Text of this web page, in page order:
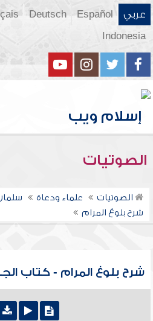
عربي Español
Deutsch
Indonesia
الصوتيات
الصوتيات علماء ودعاة
شرح بلوغ المرام
شرح بلوغ المرام - كتاب